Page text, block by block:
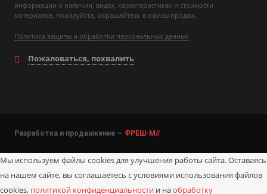
информации о наличии, видах, характеристиках и стоимости
материалов, пожалуйста, обращайтесь в офисы продаж.
Политика защиты и обработки персональных данных
Пожаловаться, похвалить
Разработка и продвижение — ФРЕШ-М//
Мы используем файлы cookies для улучшения работы сайта. Оставаясь
на нашем сайте, вы соглашаетесь с условиями использования файлов
cookies, политикой конфиденциальности и наобработку